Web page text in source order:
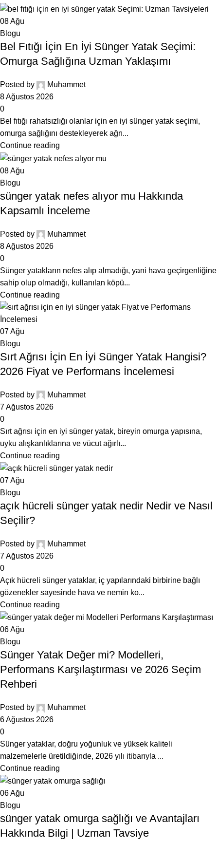
08Ağu
Blogu
Bel Fıtığı İçin En İyi Sünger Yatak Seçimi:
Omurga Sağlığına Uzman Yaklaşımı
Posted by
Muhammet
8 Ağustos 2026
0
Bel fıtığı rahatsızlığı olanlar için en iyi sünger yatak seçimi,
omurga sağlığını destekleyerek ağrı...
Continue reading
08Ağu
Blogu
sünger yatak nefes alıyor mu Hakkında
Kapsamlı İnceleme
Posted by
Muhammet
8 Ağustos 2026
0
Sünger yatakların nefes alıp almadığı, yani hava geçirgenliğine
sahip olup olmadığı, kullanılan köpü...
Continue reading
07Ağu
Blogu
Sırt Ağrısı İçin En İyi Sünger Yatak Hangisi?
2026 Fiyat ve Performans İncelemesi
Posted by
Muhammet
7 Ağustos 2026
0
Sırt ağrısı için en iyi sünger yatak, bireyin omurga yapısına,
uyku alışkanlıklarına ve vücut ağırlı...
Continue reading
07Ağu
Blogu
açık hücreli sünger yatak nedir Nedir ve Nasıl
Seçilir?
Posted by
Muhammet
7 Ağustos 2026
0
Açık hücreli sünger yataklar, iç yapılarındaki birbirine bağlı
gözenekler sayesinde hava ve nemin ko...
Continue reading
06Ağu
Blogu
Sünger Yatak Değer mi? Modelleri,
Performans Karşılaştırması ve 2026 Seçim
Rehberi
Posted by
Muhammet
6 Ağustos 2026
0
Sünger yataklar, doğru yoğunluk ve yüksek kaliteli
malzemelerle üretildiğinde, 2026 yılı itibarıyla ...
Continue reading
06Ağu
Blogu
sünger yatak omurga sağlığı ve Avantajları
Hakkında Bilgi | Uzman Tavsiye